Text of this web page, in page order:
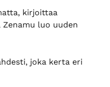
kirjoittaa
Zenamu luo uuden
joka kerta eri